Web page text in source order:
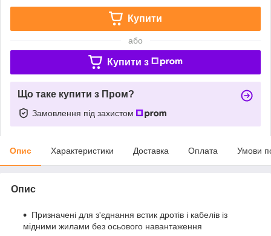
Купити
або
Купити з
Що таке купити з Пром?
Замовлення під захистом
Опис Характеристики Доставка Оплата Умови
Опис
Призначені для з'єднання встик дротів і кабелів із
мідними жилами без осьового навантаження